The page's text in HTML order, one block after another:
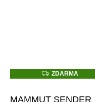
Z
D
ZDARMA
MAMMUT SENDER